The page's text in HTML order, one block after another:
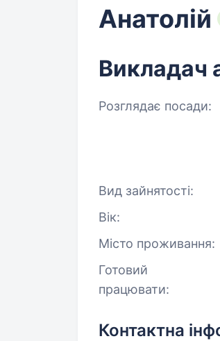
Анатолій
Викладач
Розглядає посади:
Вид зайнятості:
Вік:
Місто проживання:
Готовий
працювати:
Контактна